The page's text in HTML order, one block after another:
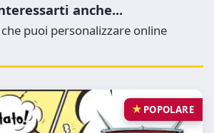
anche...
puoi personalizzare online
POPOLARE